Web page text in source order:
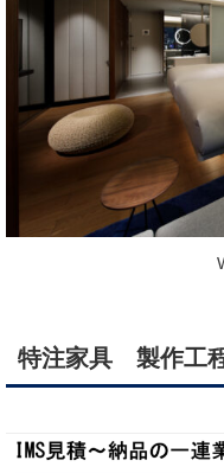
特注家具 製作工